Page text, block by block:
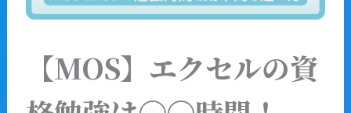
【MOS】エクセルの資